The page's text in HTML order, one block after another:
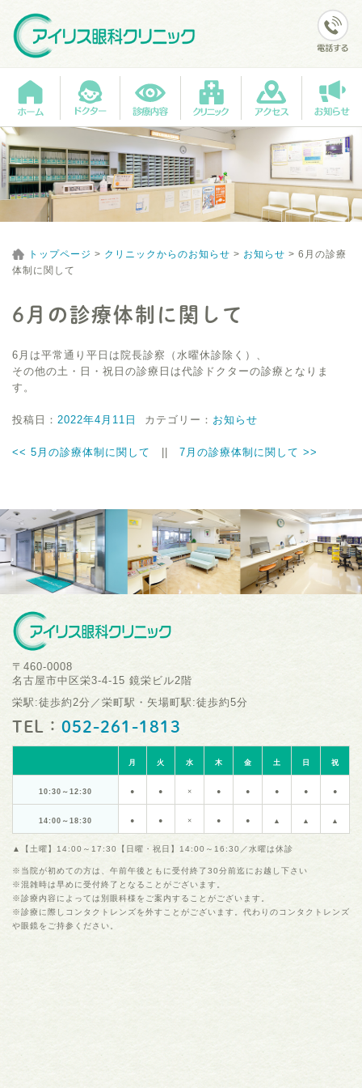
トップページ > クリニックからのお知らせ > お知らせ > 6月の診療
体制に関して
6月の診療体制に関して
6月は平常通り平日は院長診察（水曜休診除く）、
その他の土・日・祝日の診療日は代診ドクターの診療となりま
す。
投稿日： 2022年4月11日 カテゴリー： お知らせ
<< 5月の診療体制に関して 7月の診療体制に関して >>
〒460-0008
名古屋市中区栄3-4-15 鏡栄ビル2階
栄駅:徒歩約2分／栄町駅・矢場町駅:徒歩約5分
TEL： 052-261-1813
月 火 水 木 金 土 日 祝
10:30～12:30 ● ● × ● ● ● ● ●
14:00～18:30 ● ● × ● ● ▲ ▲ ▲
▲【土曜】14:00～17:30【日曜・祝日】14:00～16:30／水曜は休診
※当院が初めての方は、午前午後ともに受付終了30分前迄にお越し下さい
※混雑時は早めに受付終了となることがございます。
※診療内容によっては別眼科様をご案内することがございます。
※診療に際しコンタクトレンズを外すことがございます。代わりのコンタクトレンズ
や眼鏡をご持参ください。